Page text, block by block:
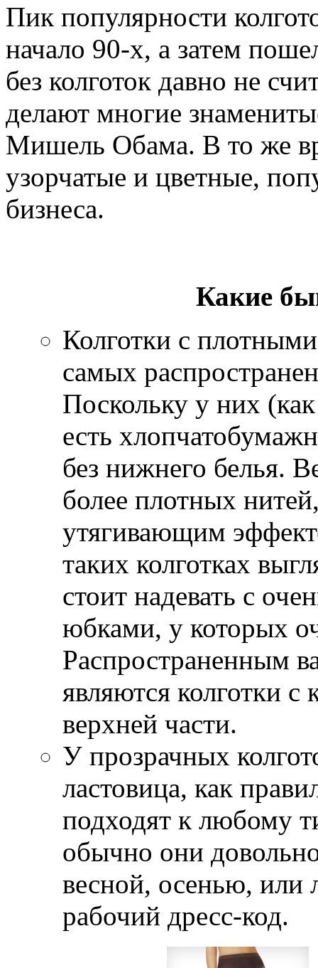
Пик популярности
начало 90-х, а затем
без колготок давно не
делают многие
Мишель Обама. В то же
узорчатые и цветные,
бизнеса.
Какие
Колготки с
самых
Поскольку у них
есть
без нижнего белья.
более плотных
утягивающим
таких колготках
стоит надевать с
юбками, у которых
Распространенным
являются колготки
верхней части.
У прозрачных
ластовица, как
подходят к любому
обычно они
весной, осенью, или
рабочий дресс-код.